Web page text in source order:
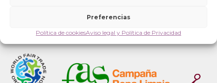
Preferencias
Política de cookiesAviso legal y Política de Privacidad